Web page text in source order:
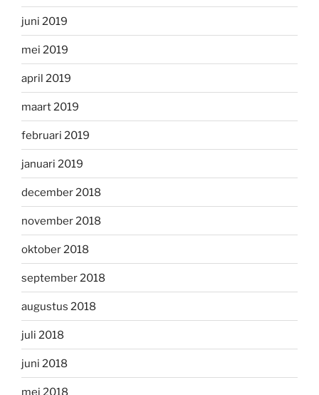
juni 2019
mei 2019
april 2019
maart 2019
februari 2019
januari 2019
december 2018
november 2018
oktober 2018
september 2018
augustus 2018
juli 2018
juni 2018
mei 2018